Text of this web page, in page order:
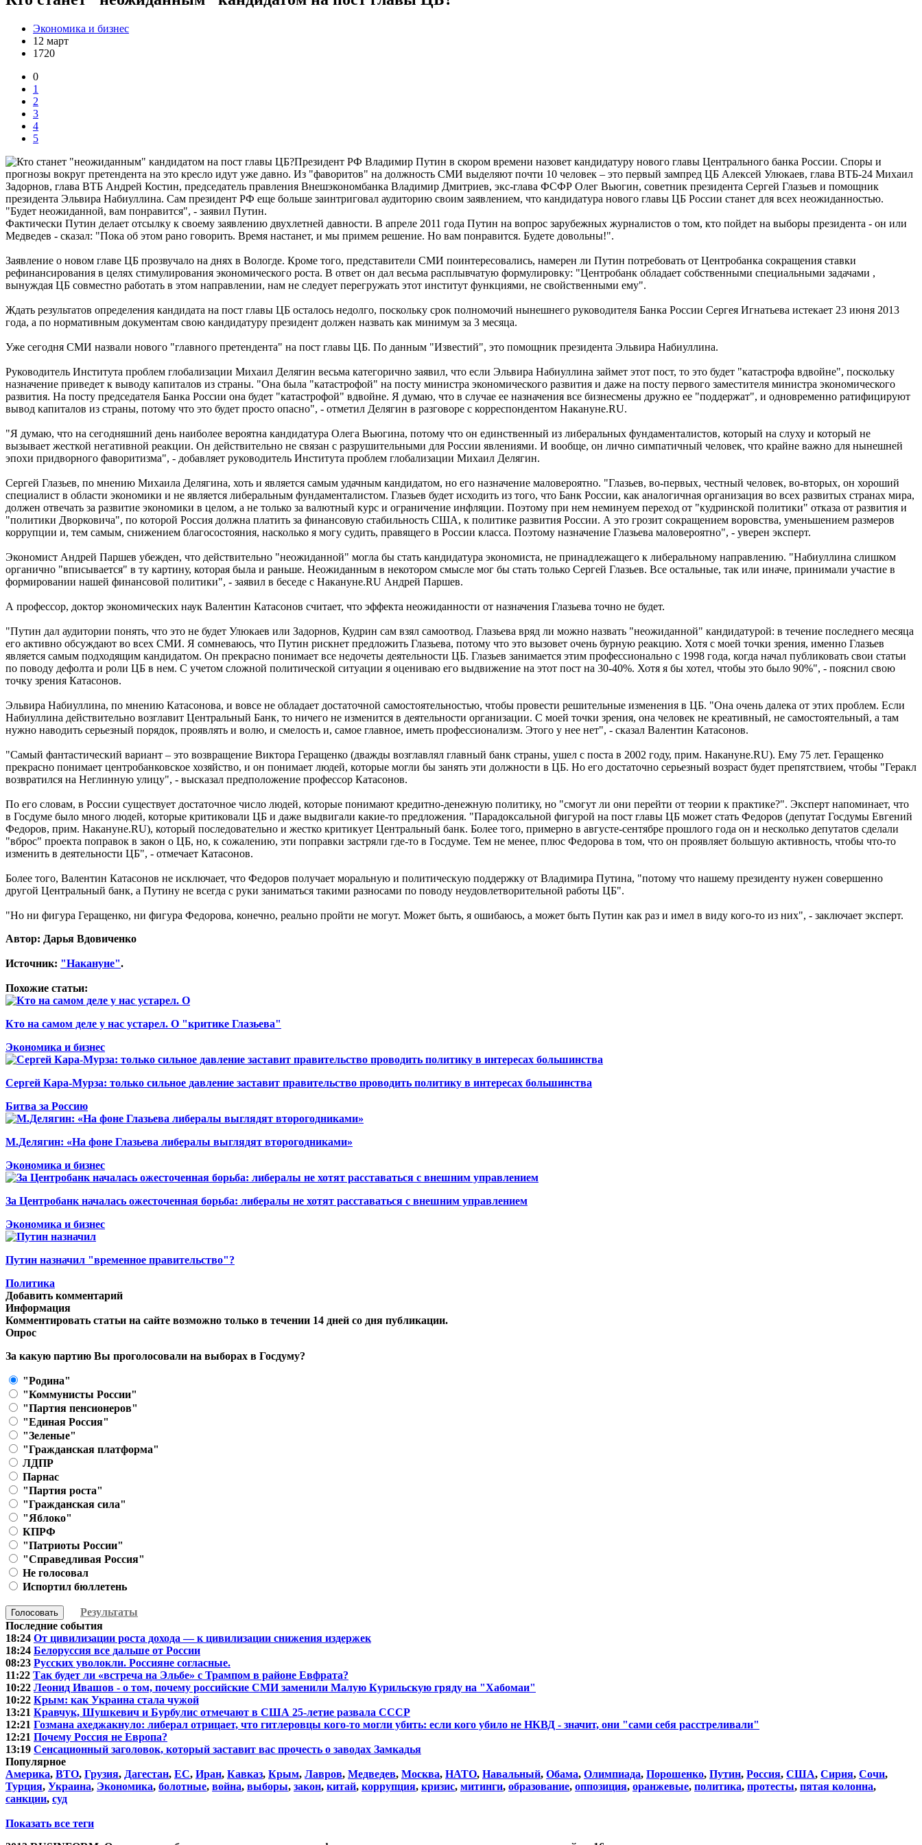
Экономика и бизнес
12 март
1720
0
1
2
3
4
5
Президент РФ Владимир Путин в скором времени назовет кандидатуру нового главы Центрального банка России. Споры и
прогнозы вокруг претендента на это кресло идут уже давно. Из "фаворитов" на должность СМИ выделяют почти 10 человек – это первый зампред ЦБ Алексей Улюкаев, глава ВТБ-24 Михаил
Задорнов, глава ВТБ Андрей Костин, председатель правления Внешэкономбанка Владимир Дмитриев, экс-глава ФСФР Олег Вьюгин, советник президента Сергей Глазьев и помощник
президента Эльвира Набиуллина. Сам президент РФ еще больше заинтриговал аудиторию своим заявлением, что кандидатура нового главы ЦБ России станет для всех неожиданностью.
"Будет неожиданной, вам понравится", - заявил Путин.
Фактически Путин делает отсылку к своему заявлению двухлетней давности. В апреле 2011 года Путин на вопрос зарубежных журналистов о том, кто пойдет на выборы президента - он или
Медведев - сказал: "Пока об этом рано говорить. Время настанет, и мы примем решение. Но вам понравится. Будете довольны!".
Заявление о новом главе ЦБ прозвучало на днях в Вологде. Кроме того, представители СМИ поинтересовались, намерен ли Путин потребовать от Центробанка сокращения ставки
рефинансирования в целях стимулирования экономического роста. В ответ он дал весьма расплывчатую формулировку: "Центробанк обладает собственными специальными задачами ,
вынуждая ЦБ совместно работать в этом направлении, нам не следует перегружать этот институт функциями, не свойственными ему".
Ждать результатов определения кандидата на пост главы ЦБ осталось недолго, поскольку срок полномочий нынешнего руководителя Банка России Сергея Игнатьева истекает 23 июня 2013
года, а по нормативным документам свою кандидатуру президент должен назвать как минимум за 3 месяца.
Уже сегодня СМИ назвали нового "главного претендента" на пост главы ЦБ. По данным "Известий", это помощник президента Эльвира Набиуллина.
Руководитель Института проблем глобализации Михаил Делягин весьма категорично заявил, что если Эльвира Набиуллина займет этот пост, то это будет "катастрофа вдвойне", поскольку
назначение приведет к выводу капиталов из страны. "Она была "катастрофой" на посту министра экономического развития и даже на посту первого заместителя министра экономического
развития. На посту председателя Банка России она будет "катастрофой" вдвойне. Я думаю, что в случае ее назначения все бизнесмены дружно ее "поддержат", и одновременно ратифицируют
вывод капиталов из страны, потому что это будет просто опасно", - отметил Делягин в разговоре с корреспондентом Накануне.RU.
"Я думаю, что на сегодняшний день наиболее вероятна кандидатура Олега Вьюгина, потому что он единственный из либеральных фундаменталистов, который на слуху и который не
вызывает жесткой негативной реакции. Он действительно не связан с разрушительными для России явлениями. И вообще, он лично симпатичный человек, что крайне важно для нынешней
эпохи придворного фаворитизма", - добавляет руководитель Института проблем глобализации Михаил Делягин.
Сергей Глазьев, по мнению Михаила Делягина, хоть и является самым удачным кандидатом, но его назначение маловероятно. "Глазьев, во-первых, честный человек, во-вторых, он хороший
специалист в области экономики и не является либеральным фундаменталистом. Глазьев будет исходить из того, что Банк России, как аналогичная организация во всех развитых странах мира,
должен отвечать за развитие экономики в целом, а не только за валютный курс и ограничение инфляции. Поэтому при нем неминуем переход от "кудринской политики" отказа от развития и
"политики Дворковича", по которой Россия должна платить за финансовую стабильность США, к политике развития России. А это грозит сокращением воровства, уменьшением размеров
коррупции и, тем самым, снижением благосостояния, насколько я могу судить, правящего в России класса. Поэтому назначение Глазьева маловероятно", - уверен эксперт.
Экономист Андрей Паршев убежден, что действительно "неожиданной" могла бы стать кандидатура экономиста, не принадлежащего к либеральному направлению. "Набиуллина слишком
органично "вписывается" в ту картину, которая была и раньше. Неожиданным в некотором смысле мог бы стать только Сергей Глазьев. Все остальные, так или иначе, принимали участие в
формировании нашей финансовой политики", - заявил в беседе с Накануне.RU Андрей Паршев.
А профессор, доктор экономических наук Валентин Катасонов считает, что эффекта неожиданности от назначения Глазьева точно не будет.
"Путин дал аудитории понять, что это не будет Улюкаев или Задорнов, Кудрин сам взял самоотвод. Глазьева вряд ли можно назвать "неожиданной" кандидатурой: в течение последнего месяца
его активно обсуждают во всех СМИ. Я сомневаюсь, что Путин рискнет предложить Глазьева, потому что это вызовет очень бурную реакцию. Хотя с моей точки зрения, именно Глазьев
является самым подходящим кандидатом. Он прекрасно понимает все недочеты деятельности ЦБ. Глазьев занимается этим профессионально с 1998 года, когда начал публиковать свои статьи
по поводу дефолта и роли ЦБ в нем. С учетом сложной политической ситуации я оцениваю его выдвижение на этот пост на 30-40%. Хотя я бы хотел, чтобы это было 90%", - пояснил свою
точку зрения Катасонов.
Эльвира Набиуллина, по мнению Катасонова, и вовсе не обладает достаточной самостоятельностью, чтобы провести решительные изменения в ЦБ. "Она очень далека от этих проблем. Если
Набиуллина действительно возглавит Центральный Банк, то ничего не изменится в деятельности организации. С моей точки зрения, она человек не креативный, не самостоятельный, а там
нужно наводить серьезный порядок, проявлять и волю, и смелость и, самое главное, иметь профессионализм. Этого у нее нет", - сказал Валентин Катасонов.
"Самый фантастический вариант – это возвращение Виктора Геращенко (дважды возглавлял главный банк страны, ушел с поста в 2002 году, прим. Накануне.RU). Ему 75 лет. Геращенко
прекрасно понимает центробанковское хозяйство, и он понимает людей, которые могли бы занять эти должности в ЦБ. Но его достаточно серьезный возраст будет препятствием, чтобы "Геракл
возвратился на Неглинную улицу", - высказал предположение профессор Катасонов.
По его словам, в России существует достаточное число людей, которые понимают кредитно-денежную политику, но "смогут ли они перейти от теории к практике?". Эксперт напоминает, что
в Госдуме было много людей, которые критиковали ЦБ и даже выдвигали какие-то предложения. "Парадоксальной фигурой на пост главы ЦБ может стать Федоров (депутат Госдумы Евгений
Федоров, прим. Накануне.RU), который последовательно и жестко критикует Центральный банк. Более того, примерно в августе-сентябре прошлого года он и несколько депутатов сделали
"вброс" проекта поправок в закон о ЦБ, но, к сожалению, эти поправки застряли где-то в Госдуме. Тем не менее, плюс Федорова в том, что он проявляет большую активность, чтобы что-то
изменить в деятельности ЦБ", - отмечает Катасонов.
Более того, Валентин Катасонов не исключает, что Федоров получает моральную и политическую поддержку от Владимира Путина, "потому что нашему президенту нужен совершенно
другой Центральный банк, а Путину не всегда с руки заниматься такими разносами по поводу неудовлетворительной работы ЦБ".
"Но ни фигура Геращенко, ни фигура Федорова, конечно, реально пройти не могут. Может быть, я ошибаюсь, а может быть Путин как раз и имел в виду кого-то из них", - заключает эксперт.
Автор: Дарья Вдовиченко
Источник: "Накануне".
Похожие статьи:
Кто на самом деле у нас устарел. О "критике Глазьева"
Экономика и бизнес
Сергей Кара-Мурза: только сильное давление заставит правительство проводить политику в интересах большинства
Битва за Россию
М.Делягин: «На фоне Глазьева либералы выглядят второгодниками»
Экономика и бизнес
За Центробанк началась ожесточенная борьба: либералы не хотят расставаться с внешним управлением
Экономика и бизнес
Путин назначил "временное правительство"?
Политика
Добавить комментарий
Информация
Комментировать статьи на сайте возможно только в течении 14 дней со дня публикации.
Опрос
За какую партию Вы проголосовали на выборах в Госдуму?
"Родина"
"Коммунисты России"
"Партия пенсионеров"
"Единая Россия"
"Зеленые"
"Гражданская платформа"
ЛДПР
Парнас
"Партия роста"
"Гражданская сила"
"Яблоко"
КПРФ
"Патриоты России"
"Справедливая Россия"
Не голосовал
Испортил бюллетень
Голосовать
Результаты
Последние события
18:24 От цивилизации роста дохода — к цивилизации снижения издержек
18:24 Белоруссия все дальше от России
08:23 Русских уволокли. Россияне согласные.
11:22 Так будет ли «встреча на Эльбе» с Трампом в районе Евфрата?
10:22 Леонид Ивашов - о том, почему российские СМИ заменили Малую Курильскую гряду на "Хабомаи"
10:22 Крым: как Украина стала чужой
13:21 Кравчук, Шушкевич и Бурбулис отмечают в США 25-летие развала СССР
12:21 Гозмана ахеджакнуло: либерал отрицает, что гитлеровцы кого-то могли убить: если кого убило не НКВД - значит, они "сами себя расстреливали"
12:21 Почему Россия не Европа?
13:19 Сенсационный заголовок, который заставит вас прочесть о заводах Замкадья
Популярное
Америка, ВТО, Грузия, Дагестан, ЕС, Иран, Кавказ, Крым, Лавров, Медведев, Москва, НАТО, Навальный, Обама, Олимпиада, Порошенко, Путин, Россия, США, Сирия, Сочи,
Турция, Украина, Экономика, болотные, война, выборы, закон, китай, коррупция, кризис, митинги, образование, оппозиция, оранжевые, политика, протесты, пятая колонна,
санкции, суд
Показать все теги